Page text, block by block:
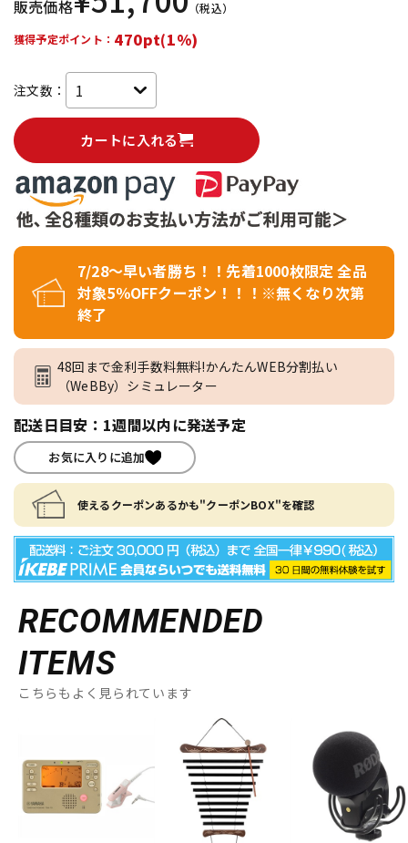
販売価格
（税込）
獲得予定ポイント： 470pt(1%)
注文数：
カートに入れる
7/28～早い者勝ち！！先着1000枚限定 全品
対象5％OFFクーポン！！！※無くなり次第
終了
48回まで金利手数料無料!かんたんWEB分割払い
（WeBBy）シミュレーター
配送日目安：1週間以内に発送予定
お気に入りに追加
使えるクーポンあるかも"クーポンBOX"を確認
RECOMMENDED
ITEMS
こちらもよく見られています